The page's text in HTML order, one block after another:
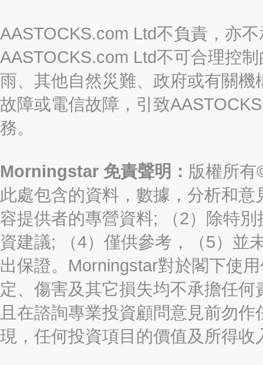
AASTOCKS.com Ltd不負責，亦
AASTOCKS.com Ltd不可合理控
雨、其他自然災難、政府或有關
故障或電信故障，引致
務。
Morningstar 免責聲明： 版權所有
此處包含的資料，數據，分析和意
容提供者的專營資料; （2）除特
資建議; （4）僅供參考，（5）並
出保證。Morningstar對於閣下使
定、傷害及其它損失均不承擔任
且在諮詢專業投資顧問意見前勿
現，任何投資項目的價值及所得收